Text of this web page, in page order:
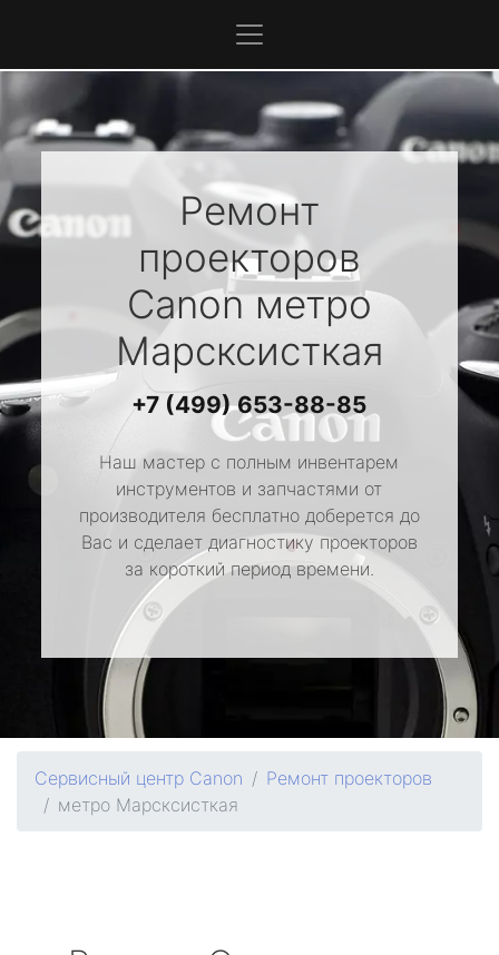
Ремонт
проекторов
Canonметро
Марсксисткая
+7 (499) 653-88-85
Наш мастер с полным инвентарем
инструментов и запчастями от
производителя бесплатно доберется до
Вас и сделает диагностику проекторов
за короткий период времени.
Сервисный центр Canon
Ремонт проекторов
метро Марсксисткая